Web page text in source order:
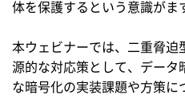
体を保護するという意識がま
本ウェビナーでは、二重脅迫
源的な対応策として、データ
な暗号化の実装課題や方策に